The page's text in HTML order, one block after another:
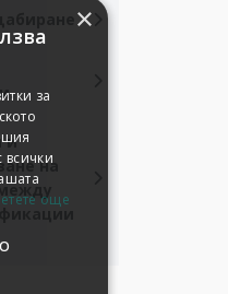
и
на
×
за
всички
още